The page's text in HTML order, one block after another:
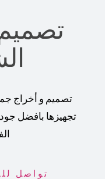
تصميم و أخراج
تجهيزها بافضل
تواصل